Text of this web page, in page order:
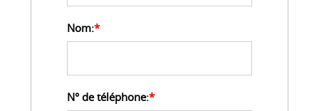
Nom:*
N° de téléphone:*